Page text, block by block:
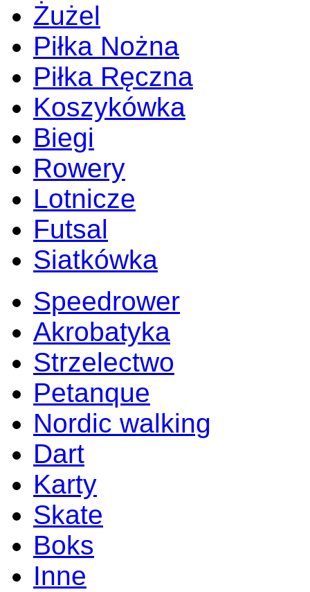
Żużel
Piłka Nożna
Piłka Ręczna
Koszykówka
Biegi
Rowery
Lotnicze
Futsal
Siatkówka
Speedrower
Akrobatyka
Strzelectwo
Petanque
Nordic walking
Dart
Karty
Skate
Boks
Inne